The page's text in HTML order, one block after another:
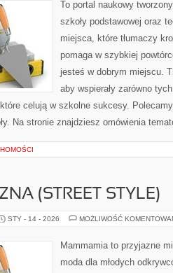
To portal naukowy
szkoły podstawowej oraz
miejsca, które tłumaczy
pomaga w szybkiej
jesteś w dobrym miejscu.
aby wspierały zarówno
celują w szkolne sukcesy.
Na stronie znajdziesz omówienia
(STREET STYLE)
STY - 14 - 2026 MOŻLIWOŚĆ
Mammamia to przyjazne
moda dla młodych